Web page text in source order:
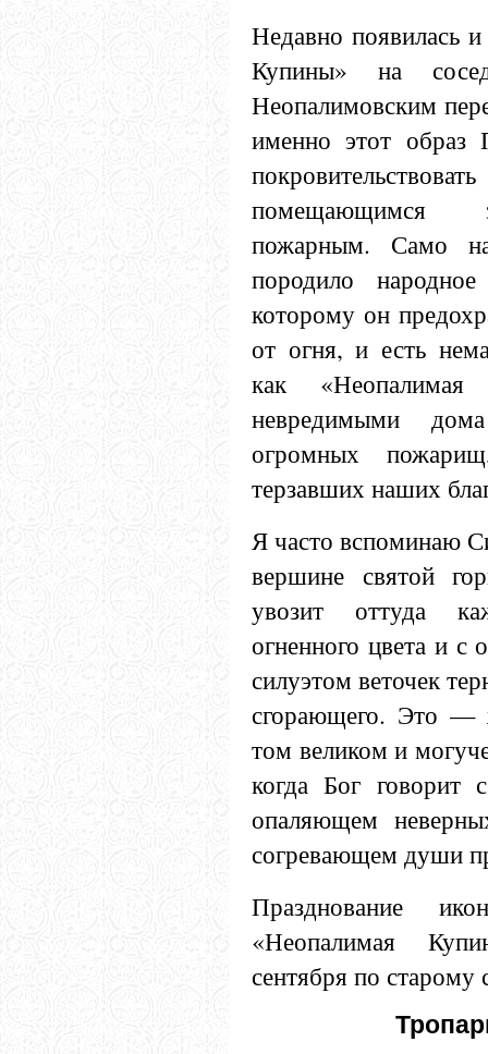
Недавно появилась
Купины» на
Неопалимовским
именно этот образ
помещающимся
пожарным. Само
породило
которому он
от огня, и есть
как «Неопалимая
невредимыми
огромных
терзавших наших
Я часто вспоминаю
вершине святой
увозит оттуда
огненного цвета и с
силуэтом веточек
сгорающего. Это —
том великом и
когда Бог
опаляющем
согревающем души
Празднование
«Неопалимая
сентября по старому